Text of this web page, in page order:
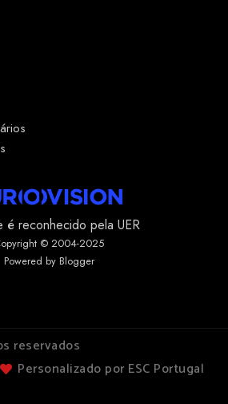
é reconhecido pela UER
© 2004-2025
Powered by Blogger
reservados
Personalizado por ESC Portugal